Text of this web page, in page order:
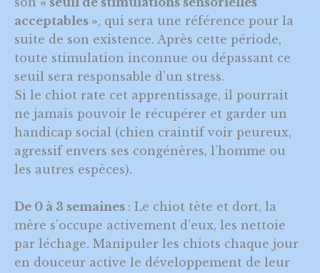
acceptables », qui sera une référence pour la
suite de son existence. Après cette période,
toute stimulation inconnue ou dépassant ce
seuil sera responsable d’un stress.
Si le chiot rate cet apprentissage, il pourrait
ne jamais pouvoir le récupérer et garder un
handicap social (chien craintif voir peureux,
agressif envers ses congénères, l’homme ou
les autres espèces).
De 0 à 3 semaines : Le chiot tète et dort, la
mère s’occupe activement d’eux, les nettoie
par léchage. Manipuler les chiots chaque jour
en douceur active le développement de leur